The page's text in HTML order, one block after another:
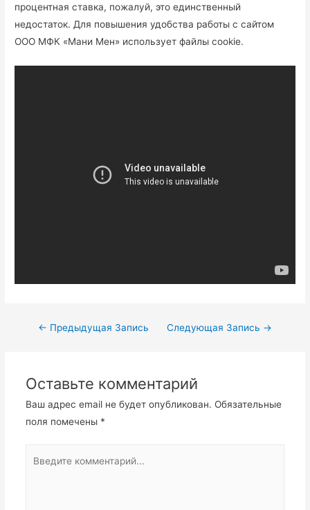
процентная ставка, пожалуй, это единственный
недостаток. Для повышения удобства работы с сайтом
ООО МФК «Мани Мен» использует файлы cookie.
Навигация
← Предыдущая Запись Следующая Запись →
Оставьте комментарий
Ваш адрес email не будет опубликован. Обязательные
поля помечены *
комментарий...